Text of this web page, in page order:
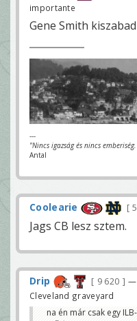
importante
Gene Smith
---
"Nincs igazság és nincs
Antal
Coolearie
Jags CB lesz sztem.
Drip 9 620
—
Cleveland graveyard
na én már csak egy